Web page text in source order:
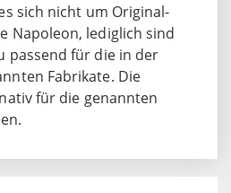
sich nicht um Original-
Napoleon, lediglich sind
passend für die in der
Fabrikate. Die
für die genannten